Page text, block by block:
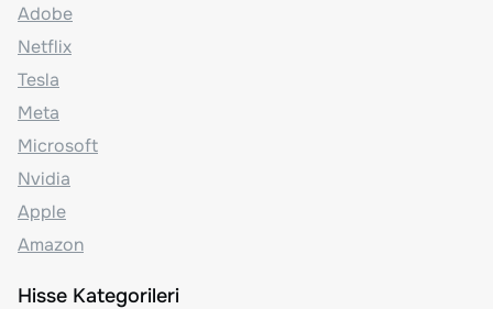
Adobe
Netflix
Tesla
Meta
Microsoft
Nvidia
Apple
Amazon
Hisse Kategorileri